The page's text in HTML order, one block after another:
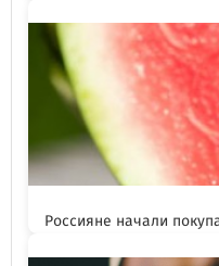
Россияне начали